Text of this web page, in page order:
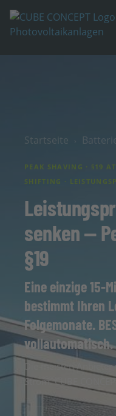
Startseite ›
PEAK SHAVING · §19
SHIFTING ·
senken —
§19
Eine einzige 15-
bestimmt Ihren
Folgemonate.
vollautomatisch.
Die meisten
Strom. CUBE